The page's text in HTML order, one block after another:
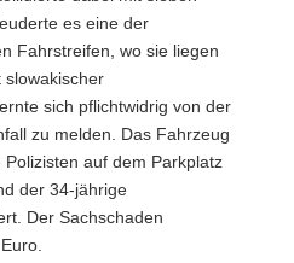
es eine der
Fahrstreifen, wo sie liegen
slowakischer
sich pflichtwidrig von der
zu melden. Das Fahrzeug
auf dem Parkplatz
der 34-jährige
Der Sachschaden